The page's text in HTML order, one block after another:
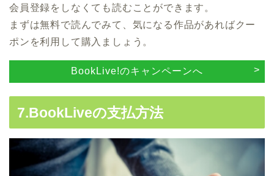
会員登録をしなくても読むことができます。
まずは無料で読んでみて、気になる作品があればクー
ポンを利用して購入ましょう。
BookLive!のキャンペーンへ
7.BookLiveの支払方法